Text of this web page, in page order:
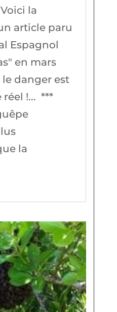
la
article paru
Espagnol
en mars
danger est
!... ***
la